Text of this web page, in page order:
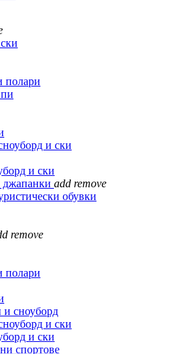
полари
и ски
и ски
джапанки add remove
обувки
remove
полари
и сноуборд
и ски
и ски
спортове